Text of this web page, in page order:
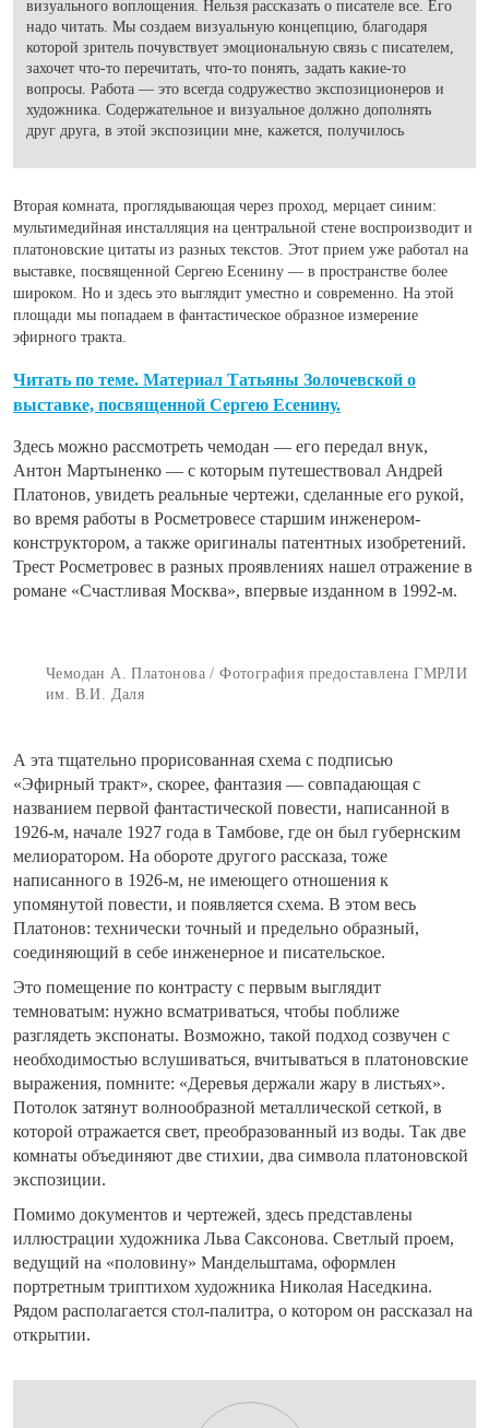
визуального воплощения. Нельзя рассказать о писателе все. Его
надо читать. Мы создаем визуальную концепцию, благодаря
которой зритель почувствует эмоциональную связь с писателем,
захочет что-то перечитать, что-то понять, задать какие-то
вопросы. Работа — это всегда содружество экспозиционеров и
художника. Содержательное и визуальное должно дополнять
друг друга, в этой экспозиции мне, кажется, получилось
Вторая комната, проглядывающая через проход, мерцает синим:
мультимедийная инсталляция на центральной стене воспроизводит и
платоновские цитаты из разных текстов. Этот прием уже работал на
выставке, посвященной Сергею Есенину — в пространстве более
широком. Но и здесь это выглядит уместно и современно. На этой
площади мы попадаем в фантастическое образное измерение
эфирного тракта.
Читать по теме. Материал Татьяны Золочевской о
выставке, посвященной Сергею Есенину.
Здесь можно рассмотреть чемодан — его передал внук,
Антон Мартыненко — с которым путешествовал Андрей
Платонов, увидеть реальные чертежи, сделанные его рукой,
во время работы в Росметровесе старшим инженером-
конструктором, а также оригиналы патентных изобретений.
Трест Росметровес в разных проявлениях нашел отражение в
романе «Счастливая Москва», впервые изданном в 1992-м.
Чемодан А. Платонова / Фотография предоставлена ГМРЛИ
им. В.И. Даля
А эта тщательно прорисованная схема с подписью
«Эфирный тракт», скорее, фантазия — совпадающая с
названием первой фантастической повести, написанной в
1926-м, начале 1927 года в Тамбове, где он был губернским
мелиоратором. На обороте другого рассказа, тоже
написанного в 1926-м, не имеющего отношения к
упомянутой повести, и появляется схема. В этом весь
Платонов: технически точный и предельно образный,
соединяющий в себе инженерное и писательское.
Это помещение по контрасту с первым выглядит
темноватым: нужно всматриваться, чтобы поближе
разглядеть экспонаты. Возможно, такой подход созвучен с
необходимостью вслушиваться, вчитываться в платоновские
выражения, помните: «Деревья держали жару в листьях».
Потолок затянут волнообразной металлической сеткой, в
которой отражается свет, преобразованный из воды. Так две
комнаты объединяют две стихии, два символа платоновской
экспозиции.
Помимо документов и чертежей, здесь представлены
иллюстрации художника Льва Саксонова. Светлый проем,
ведущий на «половину» Мандельштама, оформлен
портретным триптихом художника Николая Наседкина.
Рядом располагается стол-палитра, о котором он рассказал на
открытии.